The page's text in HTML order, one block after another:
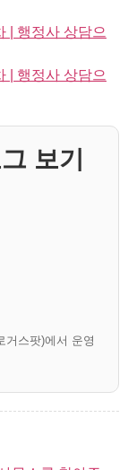
| 행정사 상담으
| 행정사 상담으
보기
스팟)에서 운영